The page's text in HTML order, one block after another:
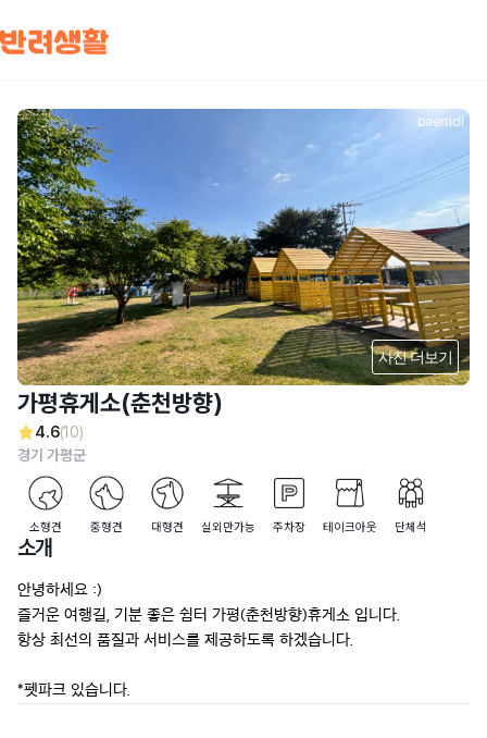
baerridl
사진 더보기
가평휴게소(춘천방향)
4.6(10)
경기 가평군
소형견 중형견 대형견 실외만가능 주차장 테이크아웃 단체석
소개
안녕하세요 :)
즐거운 여행길, 기분 좋은 쉼터 가평(춘천방향)휴게소 입니다.
항상 최선의 품질과 서비스를 제공하도록 하겠습니다.
*펫파크 있습니다.